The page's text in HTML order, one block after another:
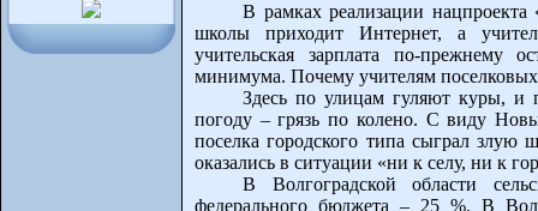
В рамках реализации нацпроекта
школы приходит Интернет, а
учительская зарплата по-прежнему
минимума. Почему учителям
Здесь по улицам гуляют куры,
погоду – грязь по колено. С виду
поселка городского типа сыграл
оказались в ситуации «ни к селу, ни к
В Волгоградской области
федерального бюджета – 25 %. В